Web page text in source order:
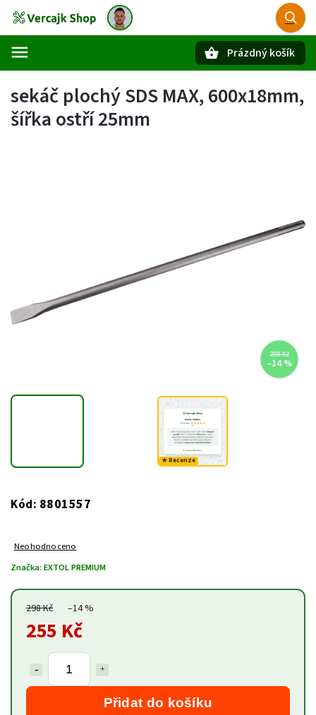
Prázdný košík
sekáč plochý SDS MAX, 600x18mm,
šířka ostří 25mm
298 Kč
–14 %
★ Recenze
Kód: 8801557
Neohodnoceno
Značka: EXTOL PREMIUM
298 Kč –14 %
255 Kč
Přidat do košíku